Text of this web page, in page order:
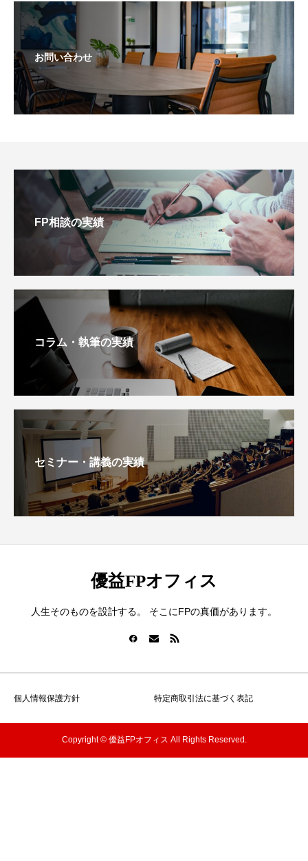
お問い合わせ
FP相談の実績
コラム・執筆の実績
セミナー・講義の実績
優益FPオフィス
人生そのものを設計する。 そこにFPの真価があります。
個人情報保護方針 特定商取引法に基づく表記
Copyright © 優益FPオフィス All Rights Reserved.